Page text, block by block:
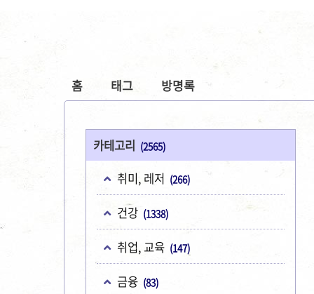
홈 태그 방명록
카테고리 (2565)
취미, 레저 (266)
건강 (1338)
취업, 교육 (147)
금융 (83)